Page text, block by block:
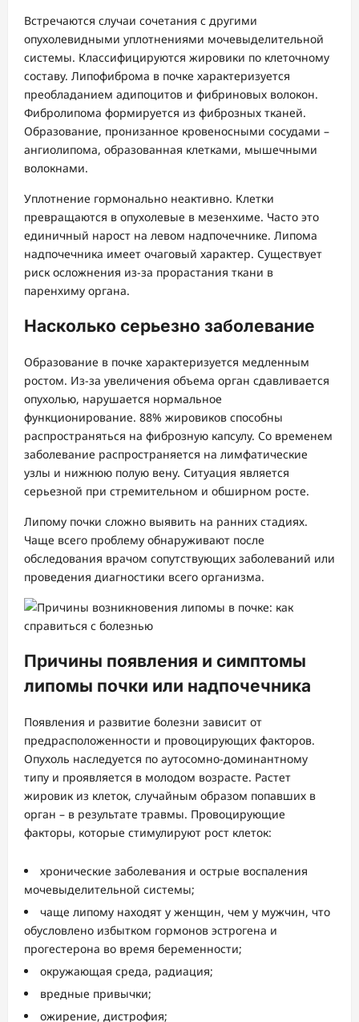
Встречаются случаи сочетания с другими
опухолевидными уплотнениями мочевыделительной
системы. Классифицируются жировики по клеточному
составу. Липофиброма в почке характеризуется
преобладанием адипоцитов и фибриновых волокон.
Фибролипома формируется из фиброзных тканей.
Образование, пронизанное кровеносными сосудами –
ангиолипома, образованная клетками, мышечными
волокнами.
Уплотнение гормонально неактивно. Клетки
превращаются в опухолевые в мезенхиме. Часто это
единичный нарост на левом надпочечнике. Липома
надпочечника имеет очаговый характер. Существует
риск осложнения из-за прорастания ткани в
паренхиму органа.
Насколько серьезно заболевание
Образование в почке характеризуется медленным
ростом. Из-за увеличения объема орган сдавливается
опухолью, нарушается нормальное
функционирование. 88% жировиков способны
распространяться на фиброзную капсулу. Со временем
заболевание распространяется на лимфатические
узлы и нижнюю полую вену. Ситуация является
серьезной при стремительном и обширном росте.
Липому почки сложно выявить на ранних стадиях.
Чаще всего проблему обнаруживают после
обследования врачом сопутствующих заболеваний или
проведения диагностики всего организма.
Причины появления и симптомы
липомы почки или надпочечника
Появления и развитие болезни зависит от
предрасположенности и провоцирующих факторов.
Опухоль наследуется по аутосомно-доминантному
типу и проявляется в молодом возрасте. Растет
жировик из клеток, случайным образом попавших в
орган – в результате травмы. Провоцирующие
факторы, которые стимулируют рост клеток:
хронические заболевания и острые воспаления
мочевыделительной системы;
чаще липому находят у женщин, чем у мужчин, что
обусловлено избытком гормонов эстрогена и
прогестерона во время беременности;
окружающая среда, радиация;
вредные привычки;
ожирение, дистрофия;